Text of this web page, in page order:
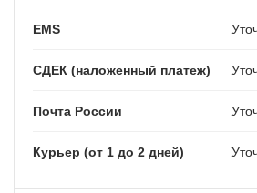
EMS
СДЕК (наложенный платеж)
Почта России
Курьер (от 1 до 2 дней)